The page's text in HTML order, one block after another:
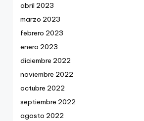
abril 2023
marzo 2023
febrero 2023
enero 2023
diciembre 2022
noviembre 2022
octubre 2022
septiembre 2022
agosto 2022